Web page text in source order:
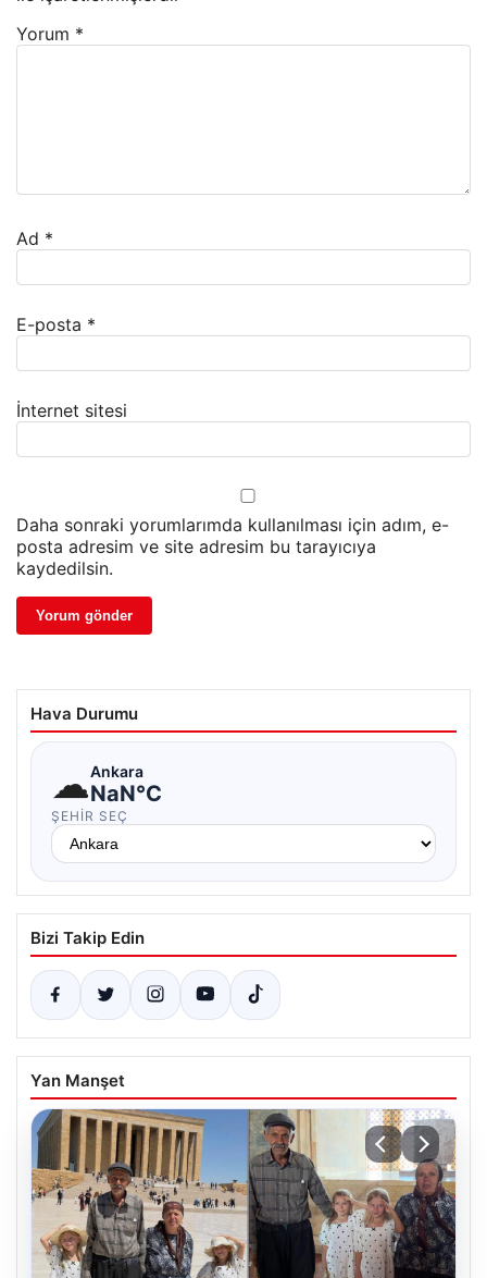
Yorum *
Ad *
E-posta *
İnternet sitesi
Daha sonraki yorumlarımda kullanılması için adım, e-
posta adresim ve site adresim bu tarayıcıya
kaydedilsin.
Hava Durumu
☁Ankara
NaN°C
ŞEHIR SEÇ
Bizi Takip Edin
Yan Manşet